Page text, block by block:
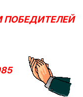
ПОБЕДИТЕЛЕЙ